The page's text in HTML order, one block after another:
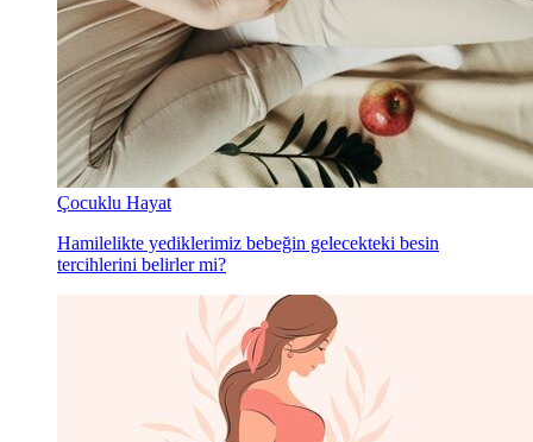
Çocuklu Hayat
Hamilelikte yediklerimiz bebeğin gelecekteki besin
tercihlerini belirler mi?